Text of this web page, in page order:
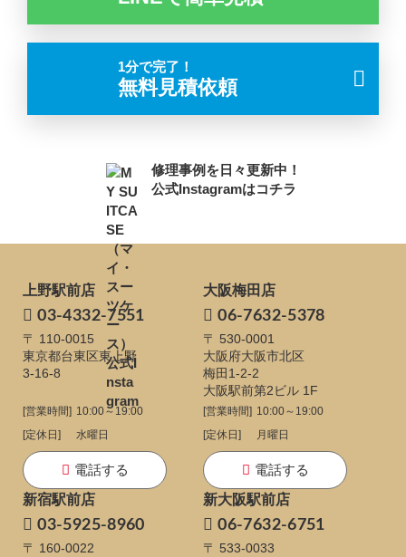
1分で完了！
無料見積依頼
修理事例を日々更新中！
公式Instagramはコチラ
上野駅前店
03-4332-7551
〒 110-0015
東京都台東区東上野
3-16-8
[営業時間] 10:00～19:00
[定休日]
水曜日
電話する
大阪梅田店
06-7632-5378
〒 530-0001
大阪府大阪市北区
梅田1-2-2
大阪駅前第2ビル 1F
[営業時間] 10:00～19:00
[定休日]
月曜日
電話する
新宿駅前店
03-5925-8960
〒 160-0022
新大阪駅前店
06-7632-6751
〒 533-0033